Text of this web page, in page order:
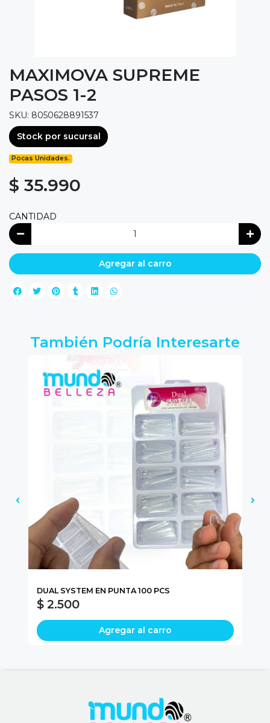
MAXIMOVA SUPREME
PASOS 1-2
SKU: 8050628891537
Stock por sucursal
Pocas Unidades.
$ 35.990
CANTIDAD
Agregar al carro
También Podría Interesarte
DUAL SYSTEM EN PUNTA 100 PCS
$ 2.500
Agregar al carro